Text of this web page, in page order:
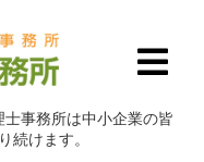
事務所は中小企業の皆
続けます。